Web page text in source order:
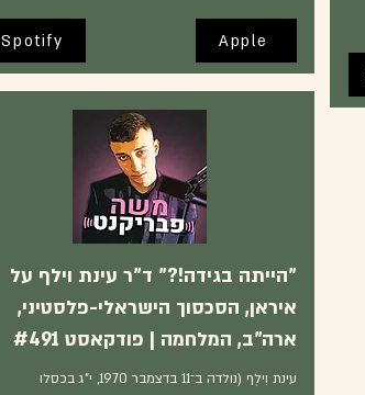
Spotify Apple
"הייתה בגידה!?" ד"ר עינת וילף על
איראן, הסכסוך הישראלי-פלסטיני,
ארה"ב, המלחמה | פודקאסט #491
עינת וִילְף (‏נולדה ב־11 בדצמבר 1970, י"ג בכסלו